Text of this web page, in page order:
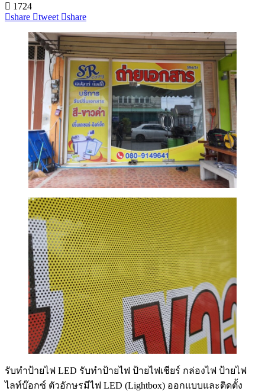
1724
share
tweet share
รับทําป้ายไฟ LED รับทำป้ายไฟ ป้ายไฟเชียร์ กล่องไฟ ป้ายไฟ
ไลท์บ๊อกซ์ ตัวอักษรมีไฟ LED (Lightbox) ออกแบบและติดตั้ง